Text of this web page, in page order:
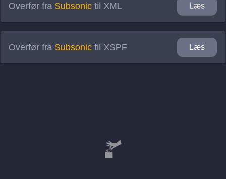
Overfør fra Subsonictil XML Læs
Overfør fra Subsonictil XSPF Læs